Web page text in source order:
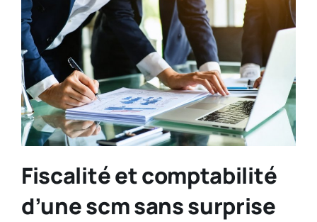
Fiscalité et comptabilité
d’une scm sans surprise